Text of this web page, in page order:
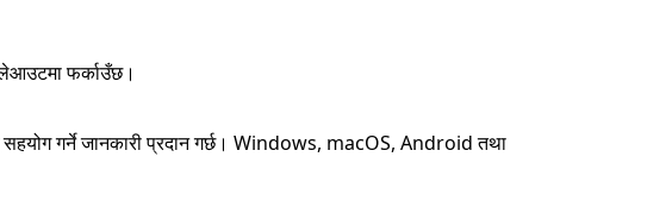
फर्काउँछ।
सहयोग गर्ने जानकारी प्रदान गर्छ। Windows, macOS, Android तथा